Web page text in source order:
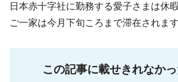
日本赤十字社に勤務する愛子さまは休
ご一家は今月下旬ころまで滞在されます
この記事に載せきれなか